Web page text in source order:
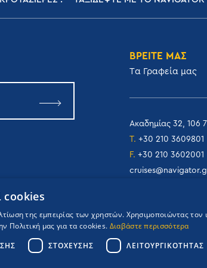
ΒΡΕΙΤΕ ΜΑΣ
Tα Γραφεία μας
Ακαδημίας 32, 106
T. +30 210 3609801
F. +30 210 3602001
cookies
της εμπειρίας των χρηστών. Χρησιμοποιώντας τον
Πολιτική μας για τα cookies. Διαβάστε περισσότερα
ΣΤΌΧΕΥΣΗΣ ΛΕΙΤΟΥΡΓΙΚΌΤΗΤΑΣ